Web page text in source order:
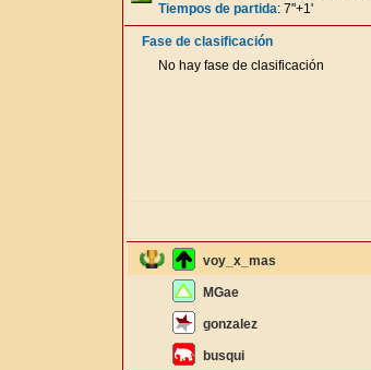
Tiempos de partida: 7"+1'
Fase de clasificación
No hay fase de clasificación
voy_x_mas
MGae
gonzalez
busqui